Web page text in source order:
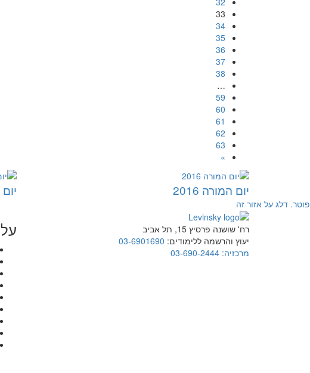
33
34
35
36
37
38
…
59
60
61
62
63
»
יום המורה 2016 יום
פוטר. דלג על אזור זה
רח' שושנה פרסיץ 15, תל אביב
יעוץ והרשמה ללימודים: 03-6901690
מרכזיה: 03-690-2444